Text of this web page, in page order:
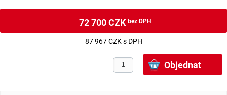
72 700 CZKbez DPH
87 967 CZK s DPH